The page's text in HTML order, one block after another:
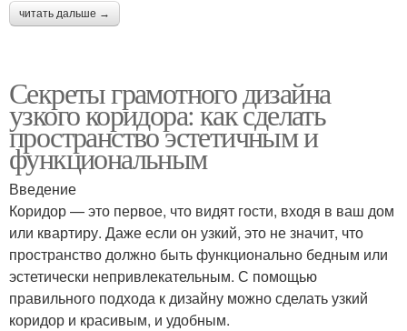
читать дальше →
Секреты грамотного дизайна
узкого коридора: как сделать
пространство эстетичным и
функциональным
Введение
Коридор — это первое, что видят гости, входя в ваш дом
или квартиру. Даже если он узкий, это не значит, что
пространство должно быть функционально бедным или
эстетически непривлекательным. С помощью
правильного подхода к дизайну можно сделать узкий
коридор и красивым, и удобным.